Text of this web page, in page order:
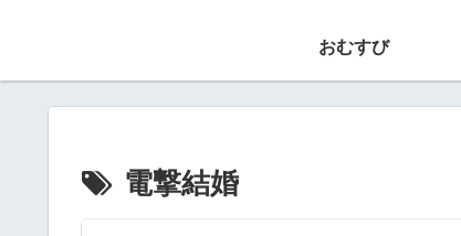
おむすび
電撃結婚